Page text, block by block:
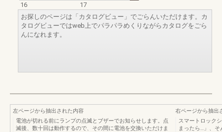
16
17
お探しのページは「カタログビュー」でごらんいただけます。カ
タログビューではweb上でパラパラめくりながらカタログをごら
んになれます。
左ページから抽出された内容
電池が切れる前にランプの点滅とブザーでお知らせします。点
滅後、数十回は動作するので、その間に電池を交換いただけま
右ページから抽出
スマートロック
まったら…」、